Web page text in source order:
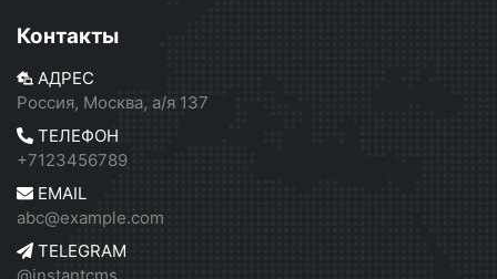
Контакты
АДРЕС
Россия, Москва, а/я 137
ТЕЛЕФОН
+7123456789
EMAIL
abc@example.com
TELEGRAM